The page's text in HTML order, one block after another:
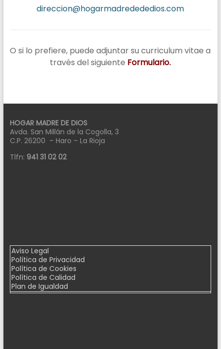
direccion@hogarmadredededios.com
O si lo prefiere, puede adjuntar su curriculum vitae a
través del siguiente Formulario.
HOGAR MADRE DE DIOS
Avda. San Millán de la Cogolla, 3
C.P. 26200 – Haro – La Rioja
Tlfn: 941 31 02 02
Aviso Legal
Política de Privacidad
Política de Cookies
Política de Calidad
Plan de Igualdad